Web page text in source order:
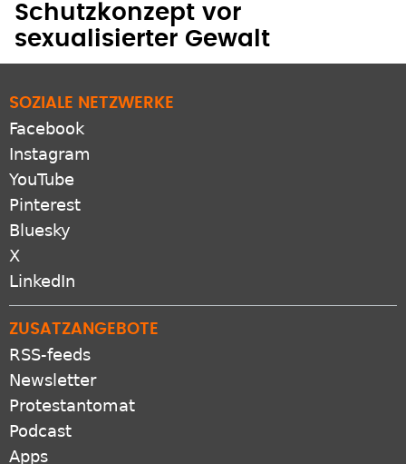
Schutzkonzept vor
sexualisierter Gewalt
SOZIALE NETZWERKE
Facebook
Instagram
YouTube
Pinterest
Bluesky
X
LinkedIn
ZUSATZANGEBOTE
RSS-feeds
Newsletter
Protestantomat
Podcast
Apps